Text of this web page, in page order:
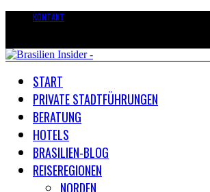
KONTAKT
START
PRIVATE STADTFÜHRUNGEN
BERATUNG
HOTELS
BRASILIEN-BLOG
REISEREGIONEN
NORDEN